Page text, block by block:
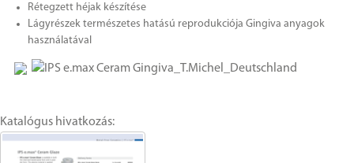
Rétegzett héjak készítése
Lágyrészek természetes hatású reprodukciója Gingiva anyagok
használatával
Katalógus hivatkozás: